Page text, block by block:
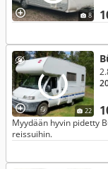
8
22
Myydään hyvin pidetty
reissuihin.